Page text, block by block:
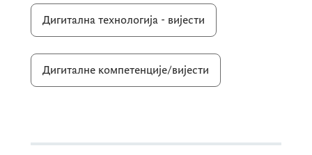
имплементацији мицро:бита у образовни
процес, као и процјену могућности за
редовну наставу.
Дигитална технологија - вијести
Дигиталне компетенције/вијести